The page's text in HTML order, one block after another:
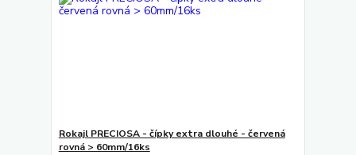
Rokajl PRECIOSA - čípky extra dlouhé - červená
rovná > 60mm/16ks